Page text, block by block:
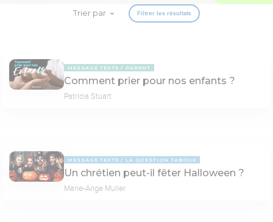
Trier par Filtrer les résultats
MESSAGE TEXTE PARENT
Comment prier pour nos enfants ?
Patricia Stuart
MESSAGE TEXTE LA QUESTION TABOUE
Un chrétien peut-il fêter Halloween ?
Marie-Ange Muller